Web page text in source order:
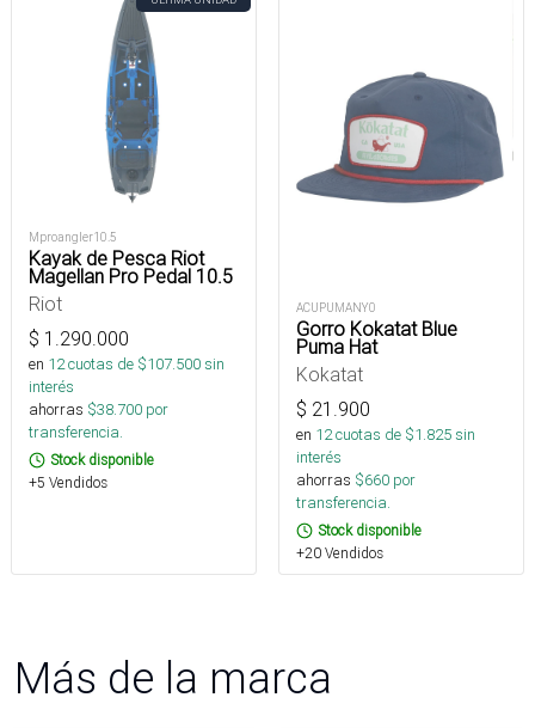
Mproangler10.5
Kayak de Pesca Riot
Magellan Pro Pedal 10.5
Riot
$ 1.290.000
en 12cuotas de $107.500sin
interés
ahorras $38.700 por
transferencia.
Stock disponible
+5 Vendidos
ACUPUMANY0
Gorro Kokatat Blue
Puma Hat
Kokatat
$ 21.900
en 12cuotas de $1.825sin
interés
ahorras $660 por
transferencia.
Stock disponible
+20 Vendidos
Más de la marca